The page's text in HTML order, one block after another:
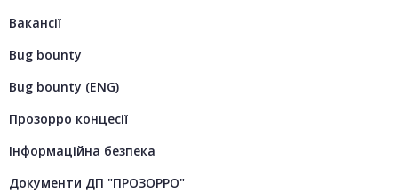
Вакансії
Bug bounty
Bug bounty (ENG)
Прозорро концесії
Інформаційна безпека
Документи ДП "ПРОЗОРРО"